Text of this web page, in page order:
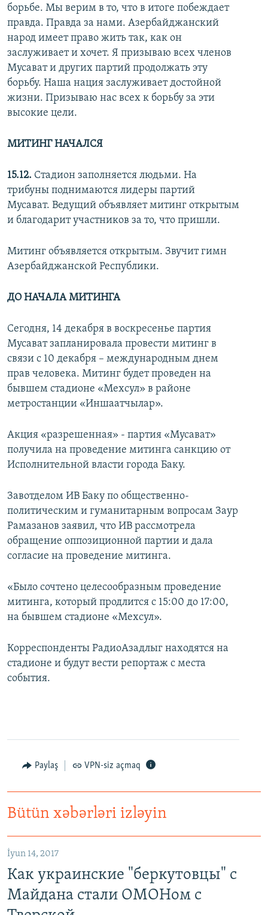
борьбе. Мы верим в то, что в итоге побеждает
правда. Правда за нами. Азербайджанский
народ имеет право жить так, как он
заслуживает и хочет. Я призываю всех членов
Мусават и других партий продолжать эту
борьбу. Наша нация заслуживает достойной
жизни. Призываю нас всех к борьбу за эти
высокие цели.
МИТИНГ НАЧАЛСЯ
15.12. Стадион заполняется людьми. На
трибуны поднимаются лидеры партий
Мусават. Ведущий объявляет митинг открытым
и благодарит участников за то, что пришли.
Митинг объявляется открытым. Звучит гимн
Азербайджанской Республики.
ДО НАЧАЛА МИТИНГА
Сегодня, 14 декабря в воскресенье партия
Мусават запланировала провести митинг в
связи с 10 декабря – международным днем
прав человека. Митинг будет проведен на
бывшем стадионе «Мехсул» в районе
метростанции «Иншаатчылар».
Акция «разрешенная» - партия «Мусават»
получила на проведение митинга санкцию от
Исполнительной власти города Баку.
Завотделом ИВ Баку по общественно-
политическим и гуманитарным вопросам Заур
Рамазанов заявил, что ИВ рассмотрела
обращение оппозиционной партии и дала
согласие на проведение митинга.
«Было сочтено целесообразным проведение
митинга, который продлится с 15:00 до 17:00,
на бывшем стадионе «Мехсул».
Корреспонденты РадиоАзадлыг находятся на
стадионе и будут вести репортаж с места
события.
Paylaş VPN-siz açmaq
Bütün xəbərləri izləyin
İyun 14, 2017
Как украинские "беркутовцы" с
Майдана стали ОМОНом с